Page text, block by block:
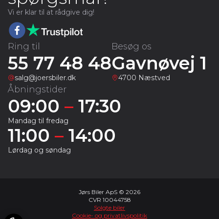
Vi er klar til at rådgive dig!
Ring til
55 77 48 48
salg@joersbiler.dk
Besøg os
Gavnøvej 1
4700 Næstved
Åbningstider
09:00 – 17:30
Mandag til fredag
11:00 – 14:00
Lørdag og søndag
Jørs Biler ApS © 2026
CVR 10044758
Solgte biler
Cookie- og privatlivspolitik